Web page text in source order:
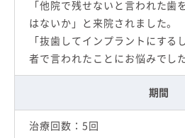
「他院で残せないと言われた歯
はないか」と来院されました。
「抜歯してインプラントにする
者で言われたことにお悩みでし
期間
治療回数：5回